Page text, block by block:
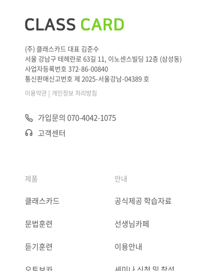
(주) 클래스카드 대표 김준수
서울 강남구 테헤란로 63길 11, 이노센스빌딩 12층 (삼성동)
사업자등록번호 372-86-00840
통신판매신고번호 제 2025-서울강남-04389 호
이용약관 | 개인정보 처리방침
가입문의 070-4042-1075
고객센터
제품
클래스카드
문법훈련
듣기훈련
안내
공식제공 학습자료
선생님카페
이용안내